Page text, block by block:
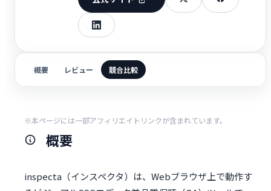
概要 レビュー 競合比較
※本ページには一部アフィリエイトリンクが含まれています。
概要
inspecta（インスペクタ）は、Webブラウザ上で動作す